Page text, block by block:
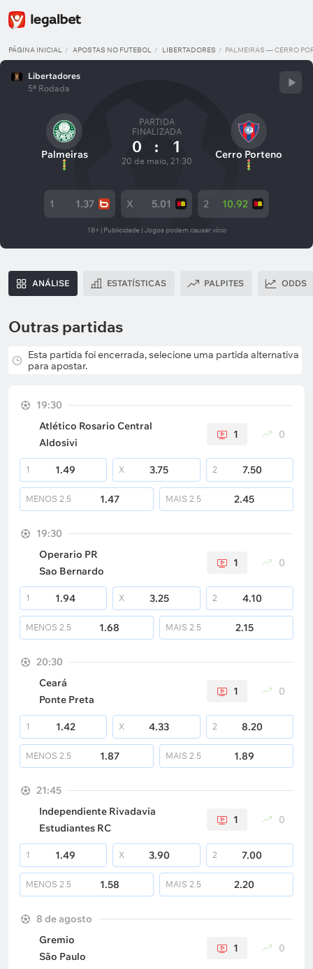
PÁGINA INICIAL APOSTAS NO FUTEBOL LIBERTADORES PALMEIRAS — CERRO
Libertadores
5ª Rodada
Palmeiras
PARTIDA
FINALIZADA
0 : 1
20 de maio, 21:30
Cerro Porteno
1 1.37 X 5.01 2 10.92
18+ | Publicidade | Jogos podem causar vício
ANÁLISE ESTATÍSTICAS PALPITES ODDS
Outras partidas
Esta partida foi encerrada, selecione uma partida alternativa
para apostar.
19:30
Atlético Rosario Central
Aldosivi
1 0
1 1.49 X 3.75 2 7.50
MENOS 2.5 1.47 MAIS 2.5 2.45
19:30
Operario PR
Sao Bernardo
1 0
1 1.94 X 3.25 2 4.10
MENOS 2.5 1.68 MAIS 2.5 2.15
20:30
Ceará
Ponte Preta
1 0
1 1.42 X 4.33 2 8.20
MENOS 2.5 1.87 MAIS 2.5 1.89
21:45
Independiente Rivadavia
Estudiantes RC
1 0
1 1.49 X 3.90 2 7.00
MENOS 2.5 1.58 MAIS 2.5 2.20
8 de agosto
Gremio
São Paulo
1 0